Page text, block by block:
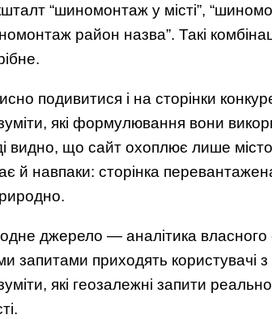
“шиномонтаж у місті”,
район назва”. Такі
подивитися і на сторінки
які формулювання вони
видно, що сайт охоплює лише
й навпаки: сторінка
джерело — аналітика власного
запитами приходять користувачі
які геозалежні запити